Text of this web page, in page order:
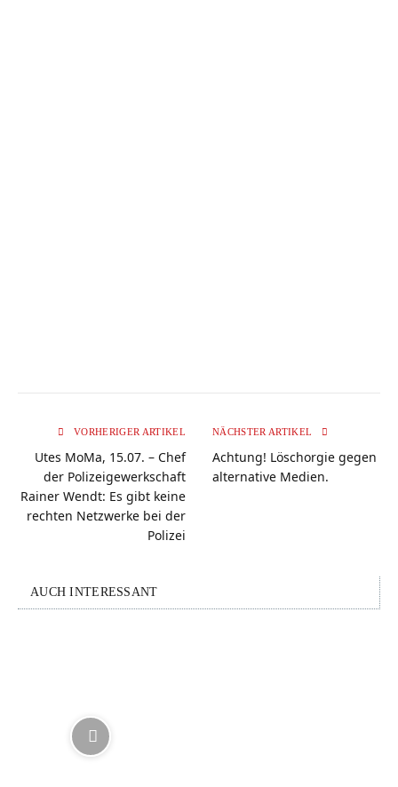
VORHERIGER ARTIKEL
Utes MoMa, 15.07. – Chef
der Polizeigewerkschaft
Rainer Wendt: Es gibt keine
rechten Netzwerke bei der
Polizei
NÄCHSTER ARTIKEL
Achtung! Löschorgie gegen
alternative Medien.
AUCH INTERESSANT